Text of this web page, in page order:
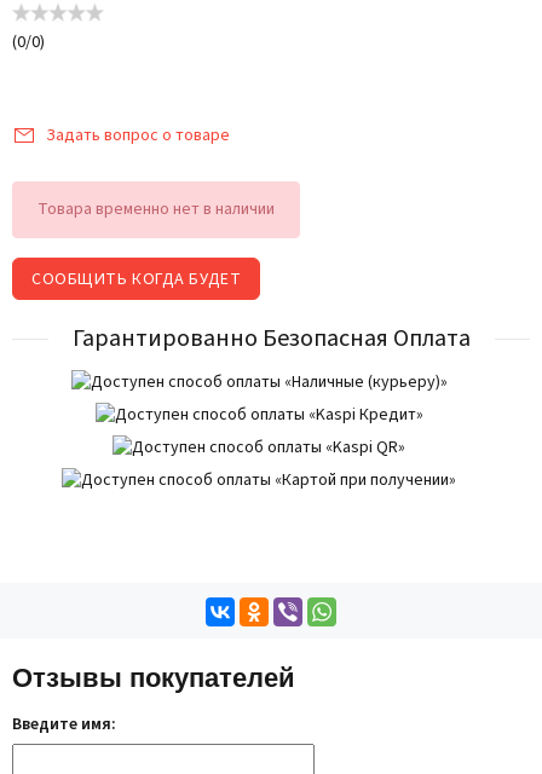
(0/0)
Задать вопрос о товаре
Товара временно нет в наличии
СООБЩИТЬ КОГДА БУДЕТ
Гарантированно Безопасная Оплата
Отзывы покупателей
Введите имя: